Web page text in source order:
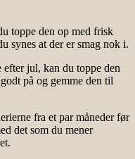
toppe den op med frisk
synes at der er smag nok i.
jul, kan du toppe den
på og gemme den til
fra et par måneder før
det som du mener